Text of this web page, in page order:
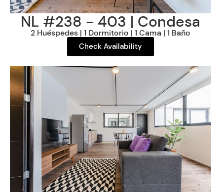
NL #238 - 403 | Condesa
2 Huéspedes | 1 Dormitorio | 1 Cama | 1 Baño
Check Availability